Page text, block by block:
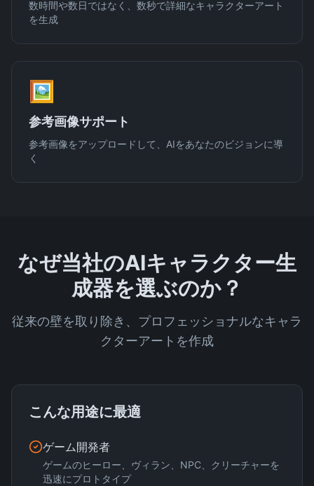
数時間や数日ではなく、数秒で詳細なキャラクターアート
を生成
🖼️
参考画像サポート
参考画像をアップロードして、AIをあなたのビジョンに導
く
なぜ当社のAIキャラクター生
成器を選ぶのか？
従来の壁を取り除き、プロフェッショナルなキャラ
クターアートを作成
こんな用途に最適
ゲーム開発者
ゲームのヒーロー、ヴィラン、NPC、クリーチャーを
迅速にプロトタイプ